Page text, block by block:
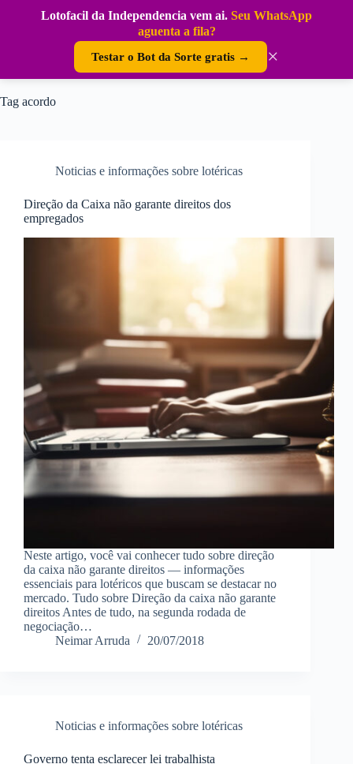
Lotofacil da Independencia vem ai. Seu WhatsApp
aguenta a fila?
Testar o Bot da Sorte gratis → ×
Tag acordo
Noticias e informações sobre lotéricas
Direção da Caixa não garante direitos dos
empregados
Neste artigo, você vai conhecer tudo sobre direção
da caixa não garante direitos — informações
essenciais para lotéricos que buscam se destacar no
mercado. Tudo sobre Direção da caixa não garante
direitos Antes de tudo, na segunda rodada de
negociação…
Neimar Arruda
20/07/2018
Noticias e informações sobre lotéricas
Governo tenta esclarecer lei trabalhista